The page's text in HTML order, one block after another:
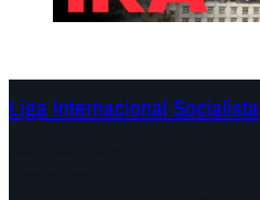
Liga Internacional Socialista